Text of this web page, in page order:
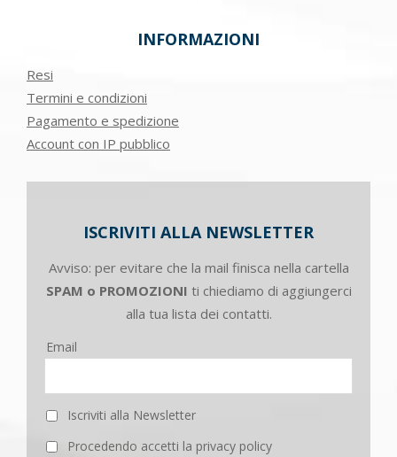
INFORMAZIONI
Resi
Termini e condizioni
Pagamento e spedizione
Account con IP pubblico
ISCRIVITI ALLA NEWSLETTER
Avviso: per evitare che la mail finisca nella cartella
SPAM o PROMOZIONI ti chiediamo di aggiungerci
alla tua lista dei contatti.
Email
Iscriviti alla Newsletter
Procedendo accetti la privacy policy